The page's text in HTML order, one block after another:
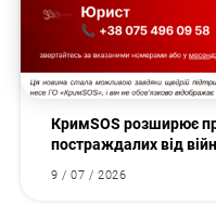
КримSOS розширює
постраждалих від
9 / 07 / 2026